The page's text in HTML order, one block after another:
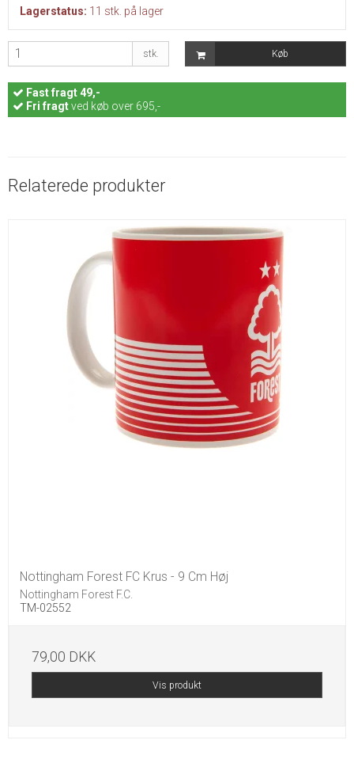
Lagerstatus: 11 stk. på lager
stk. Køb
Fastfragt 49,-
Fri fragtved køb over 695,-
Relaterede produkter
Nottingham Forest FC Krus - 9 Cm Høj
Nottingham Forest F.C.
TM-02552
79,00 DKK
Vis produkt